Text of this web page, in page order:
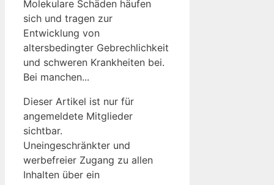
Molekulare Schäden häufen
sich und tragen zur
Entwicklung von
altersbedingter Gebrechlichkeit
und schweren Krankheiten bei.
Bei manchen...
Dieser Artikel ist nur für
angemeldete Mitglieder
sichtbar.
Uneingeschränkter und
werbefreier Zugang zu allen
Inhalten über ein